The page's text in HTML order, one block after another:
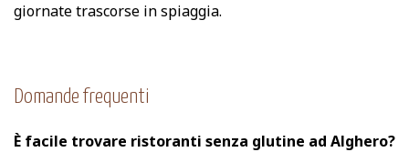
giornate trascorse in spiaggia.
Domande frequenti
È facile trovare ristoranti senza glutine ad Alghero?